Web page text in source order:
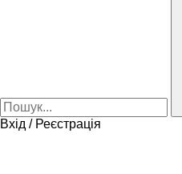
Вхід / Реєстрація